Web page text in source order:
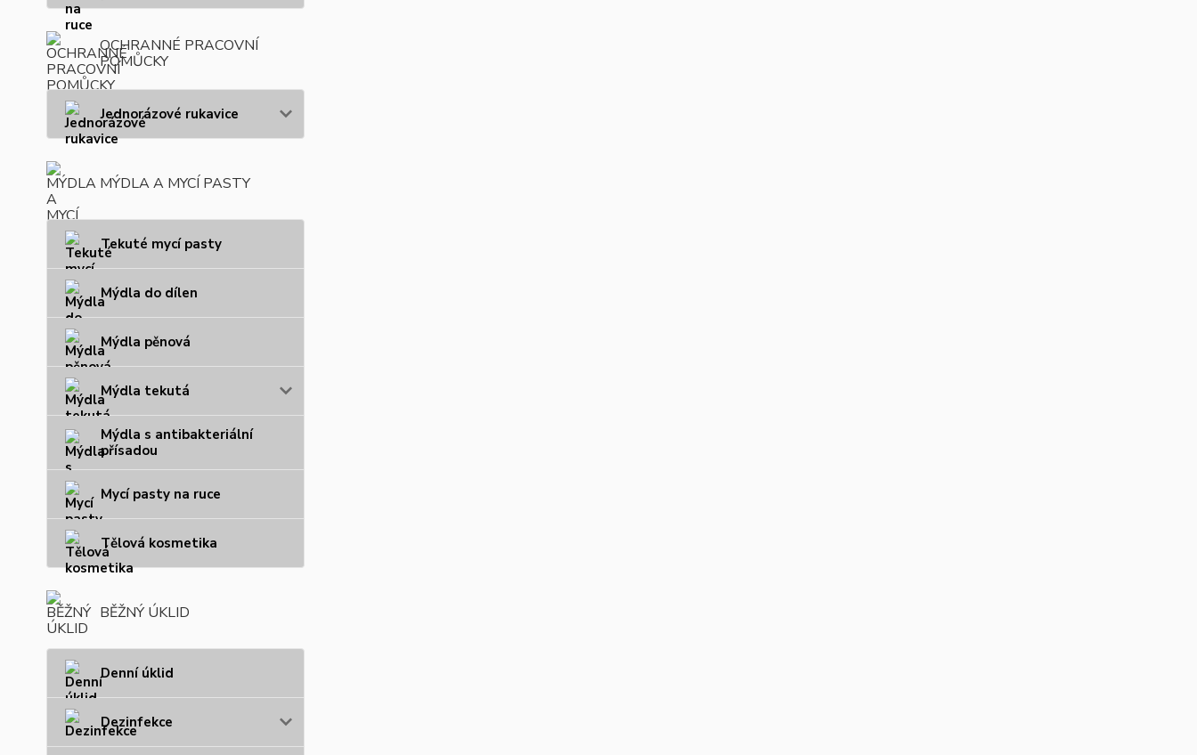
OCHRANNÉ PRACOVNÍ
POMŮCKY
Jednorázové rukavice
MÝDLA A MYCÍ PASTY
Tekuté mycí pasty
Mýdla do dílen
Mýdla pěnová
Mýdla tekutá
Mýdla s antibakteriální
přísadou
Mycí pasty na ruce
Tělová kosmetika
BĚŽNÝ ÚKLID
Denní úklid
Dezinfekce